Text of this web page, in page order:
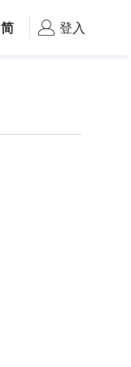
简 登入